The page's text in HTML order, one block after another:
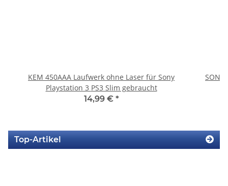
KEM 450AAA Laufwerk ohne Laser für Sony
Playstation 3 PS3 Slim gebraucht
14,99 € *
Top-Artikel